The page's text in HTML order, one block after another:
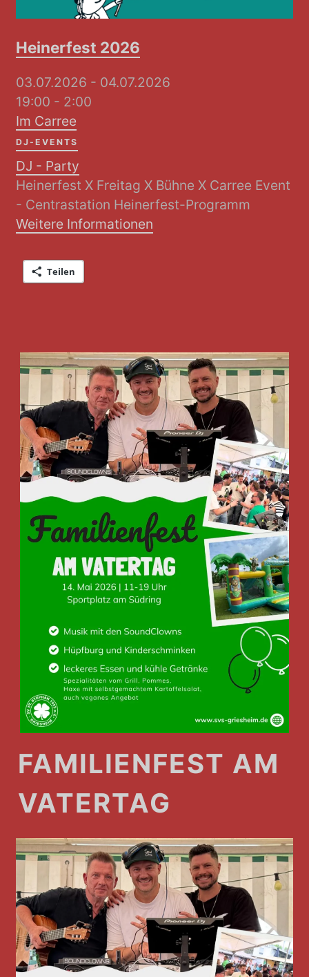
Heinerfest 2026
03.07.2026 - 04.07.2026
19:00 - 2:00
Im Carree
DJ-EVENTS
DJ - Party
Heinerfest X Freitag X Bühne X Carree Event
- Centrastation Heinerfest-Programm
Weitere Informationen
Teilen
FAMILIENFEST AM
VATERTAG